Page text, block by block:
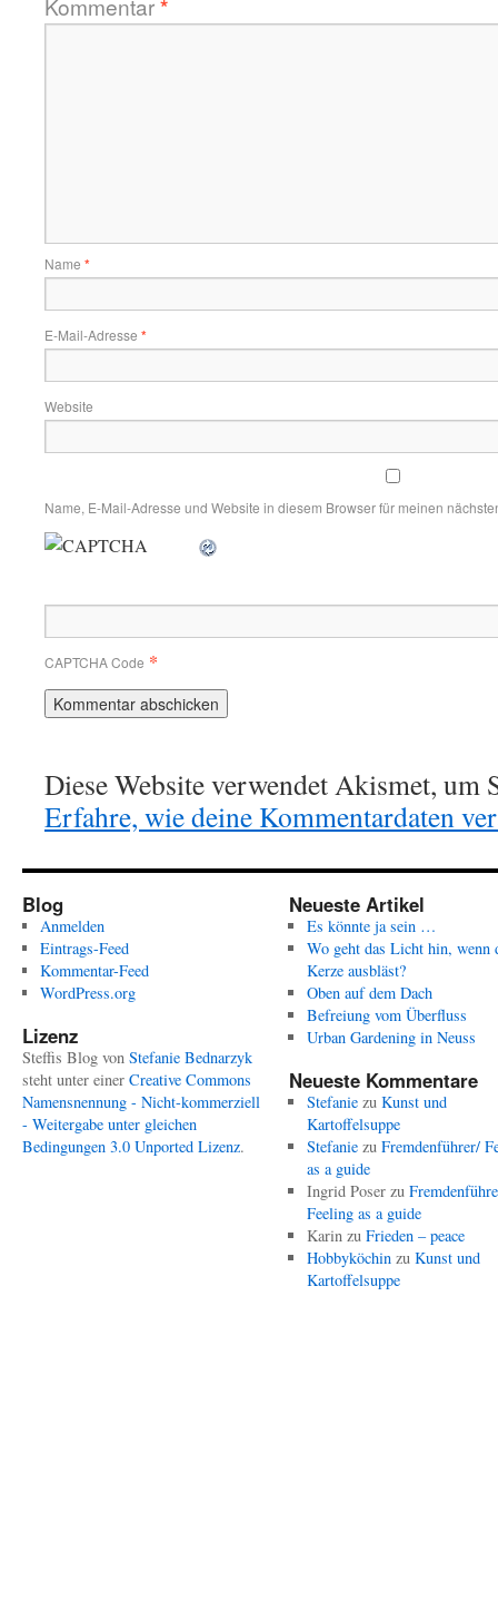
Kommentar*
Name *
E-Mail-Adresse *
Website
Name, E-Mail-Adresse und Website in diesem Browser für meinen
CAPTCHA Code *
Diese Website verwendet Akismet, um
Erfahre, wie deine Kommentardaten
Blog
Anmelden
Eintrags-Feed
Kommentar-Feed
WordPress.org
Lizenz
Steffis Blog von Stefanie Bednarzyk
steht unter einer Creative Commons
Namensnennung - Nicht-kommerziell
- Weitergabe unter gleichen
Bedingungen 3.0 Unported Lizenz.
Neueste Artikel
Es könnte ja sein …
Wo geht das Licht hin, wenn
Kerze ausbläst?
Oben auf dem Dach
Befreiung vom Überfluss
Urban Gardening in Neuss
Neueste Kommentare
Stefaniezu Kunst und
Kartoffelsuppe
Stefaniezu Fremdenführer/
as a guide
Ingrid Poserzu
Feeling as a guide
Karinzu Frieden – peace
Hobbyköchinzu Kunst und
Kartoffelsuppe